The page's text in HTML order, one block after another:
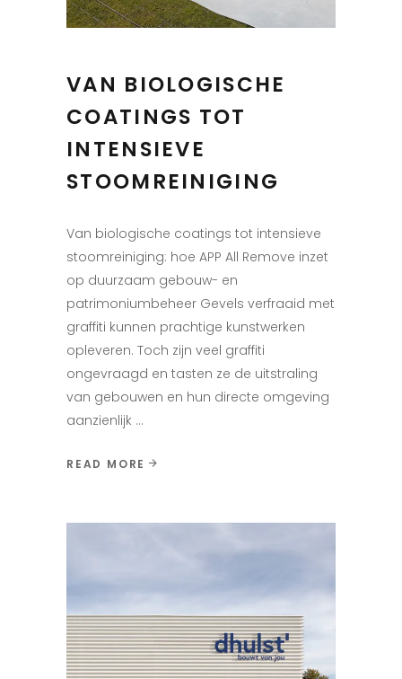
VAN BIOLOGISCHE
COATINGS TOT
INTENSIEVE
STOOMREINIGING
Van biologische coatings tot intensieve
stoomreiniging: hoe APP All Remove inzet
op duurzaam gebouw- en
patrimoniumbeheer Gevels verfraaid met
graffiti kunnen prachtige kunstwerken
opleveren. Toch zijn veel graffiti
ongevraagd en tasten ze de uitstraling
van gebouwen en hun directe omgeving
aanzienlijk
READ MORE